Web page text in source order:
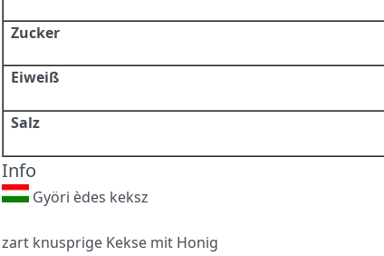
Zucker
Eiweiß
Salz
Info
Györi èdes keksz
zart knusprige Kekse mit Honig